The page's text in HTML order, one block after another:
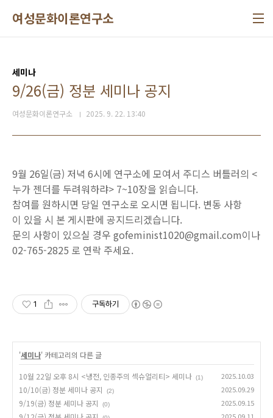
여성문화이론연구소
세미나
9/26(금) 정분 세미나 공지
여성문화이론연구소 2025. 9. 22. 13:40
9월 26일(금) 저녁 6시에 연구소에 모여서 주디스 버틀러의 <
누가 젠더를 두려워하랴> 7~10장을 읽습니다.
참여를 원하시면 당일 연구소로 오시면 됩니다. 변동 사항
이 있을 시 본 게시판에 공지드리겠습니다.
문의 사항이 있으실 경우 gofeminist1020@gmail.com이나
02-765-2825 로 연락 주세요.
1 구독하기
'세미나' 카테고리의 다른 글
10월 22일 오후 8시 <냉전, 인종주의 섹슈얼리티> 세미나 (1) 2025.10.03
10/10(금) 정분 세미나 공지 (2) 2025.09.29
9/19(금) 정분 세미나 공지 (0) 2025.09.15